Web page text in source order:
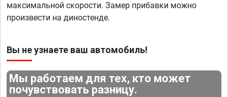
максимальной скорости. Замер прибавки можно
произвести на диностенде.
Вы не узнаете ваш автомобиль!
Мы работаем для тех, кто может
почувствовать разницу.